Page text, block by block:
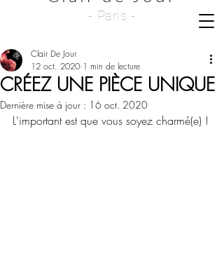
- Paris -
CRÉEZ UNE PIÈCE UNIQUE
Clair De Jour
12 oct. 2020 1 min de lecture
Dernière mise à jour : 16 oct. 2020
L'important est que vous soyez charmé(e) !